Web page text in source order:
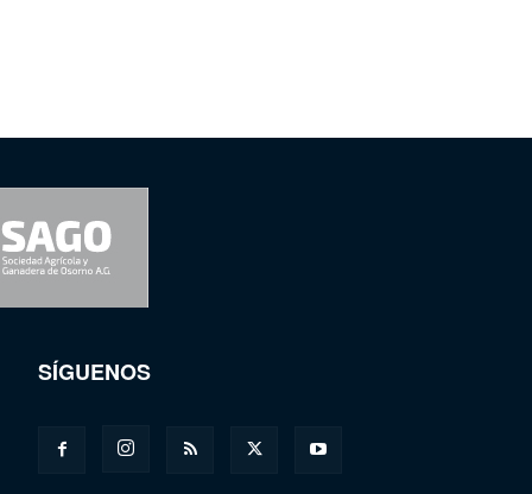
SÍGUENOS